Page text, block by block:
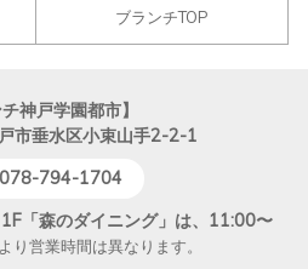
ブランチTOP
チ神戸学園都市】
市垂水区小束山手2-2-1
078-794-1704
「森のダイニング」は、11:00〜
営業時間は異なります。